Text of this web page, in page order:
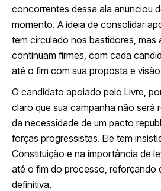
concorrentes dessa ala anunciou
momento. A ideia de consolidar
tem circulado nos bastidores, mas
continuam firmes, com cada
até o fim com sua proposta e
O candidato apoiado pelo Livre ,
claro que sua campanha não será
da necessidade de um pacto
forças progressistas. Ele tem
Constituição e na importância de
até o fim do processo, reforçando
definitiva.